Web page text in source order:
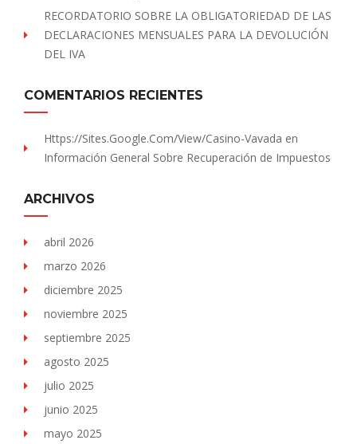
RECORDATORIO SOBRE LA OBLIGATORIEDAD DE LAS
DECLARACIONES MENSUALES PARA LA DEVOLUCIÓN
DEL IVA
COMENTARIOS RECIENTES
Https://sites.Google.com/view/Casino-Vavada en
Información General Sobre Recuperación de Impuestos
ARCHIVOS
abril 2026
marzo 2026
diciembre 2025
noviembre 2025
septiembre 2025
agosto 2025
julio 2025
junio 2025
mayo 2025